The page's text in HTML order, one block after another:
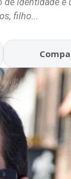
filho...